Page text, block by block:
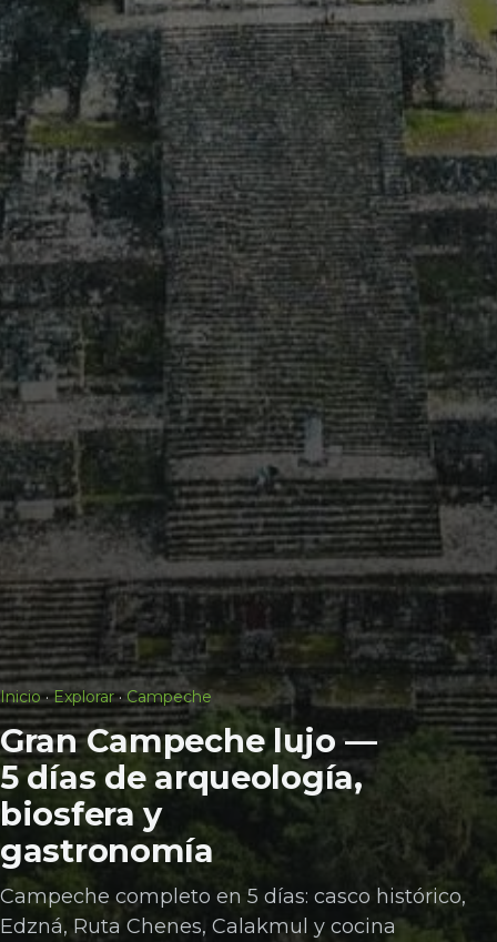
Inicio·Explorar·Campeche
Gran Campeche lujo —
5 días de arqueología,
biosfera y
gastronomía
Campeche completo en 5 días: casco histórico,
Edzná, Ruta Chenes, Calakmul y cocina